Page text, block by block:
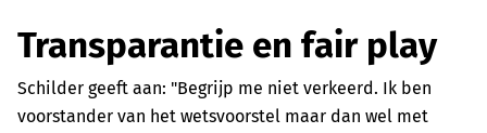
Transparantie en fair play
Schilder geeft aan: "Begrijp me niet verkeerd. Ik ben
voorstander van het wetsvoorstel maar dan wel met